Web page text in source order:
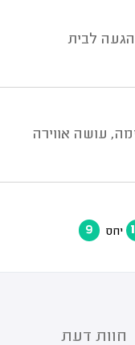
הגעה לבית
עושה אווירה
יחס 9
חוות דעת